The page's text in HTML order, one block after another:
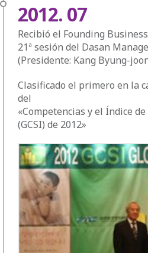
2012. 07
Recibió el Founding
21ª sesión del Dasan
(Presidente: Kang Byung-
Clasificado el primero en la
del
«Competencias y el Índice
(GCSI) de 2012»